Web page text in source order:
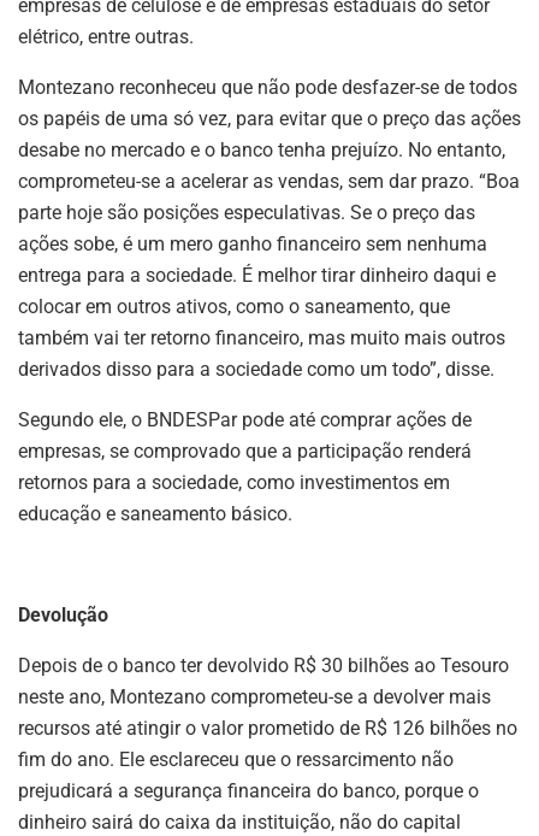
empresas de celulose e de empresas estaduais do setor
elétrico, entre outras.
Montezano reconheceu que não pode desfazer-se de todos
os papéis de uma só vez, para evitar que o preço das ações
desabe no mercado e o banco tenha prejuízo. No entanto,
comprometeu-se a acelerar as vendas, sem dar prazo. “Boa
parte hoje são posições especulativas. Se o preço das
ações sobe, é um mero ganho financeiro sem nenhuma
entrega para a sociedade. É melhor tirar dinheiro daqui e
colocar em outros ativos, como o saneamento, que
também vai ter retorno financeiro, mas muito mais outros
derivados disso para a sociedade como um todo”, disse.
Segundo ele, o BNDESPar pode até comprar ações de
empresas, se comprovado que a participação renderá
retornos para a sociedade, como investimentos em
educação e saneamento básico.
Devolução
Depois de o banco ter devolvido R$ 30 bilhões ao Tesouro
neste ano, Montezano comprometeu-se a devolver mais
recursos até atingir o valor prometido de R$ 126 bilhões no
fim do ano. Ele esclareceu que o ressarcimento não
prejudicará a segurança financeira do banco, porque o
dinheiro sairá do caixa da instituição, não do capital